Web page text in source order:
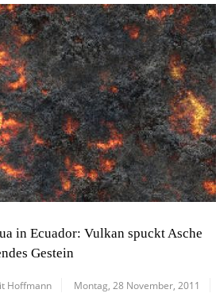
in Ecuador: Vulkan spuckt Asche
Gestein
Hoffmann Montag, 28 November, 2011